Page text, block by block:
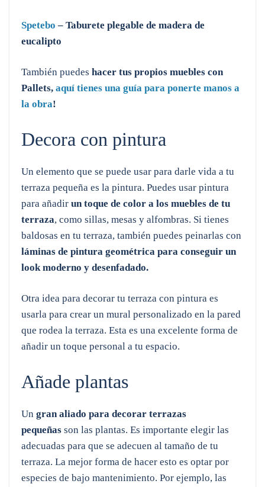
Spetebo – Taburete plegable de madera de
eucalipto
También puedes hacer tus propios muebles con
Pallets, aquí tienes una guía para ponerte manos a
la obra!
Decora con pintura
Un elemento que se puede usar para darle vida a tu
terraza pequeña es la pintura. Puedes usar pintura
para añadir un toque de color a los muebles de tu
terraza, como sillas, mesas y alfombras. Si tienes
baldosas en tu terraza, también puedes peinarlas con
láminas de pintura geométrica para conseguir un
look moderno y desenfadado.
Otra idea para decorar tu terraza con pintura es
usarla para crear un mural personalizado en la pared
que rodea la terraza. Esta es una excelente forma de
añadir un toque personal a tu espacio.
Añade plantas
Un gran aliado para decorar terrazas
pequeñas son las plantas. Es importante elegir las
adecuadas para que se adecuen al tamaño de tu
terraza. La mejor forma de hacer esto es optar por
especies de bajo mantenimiento. Por ejemplo, las